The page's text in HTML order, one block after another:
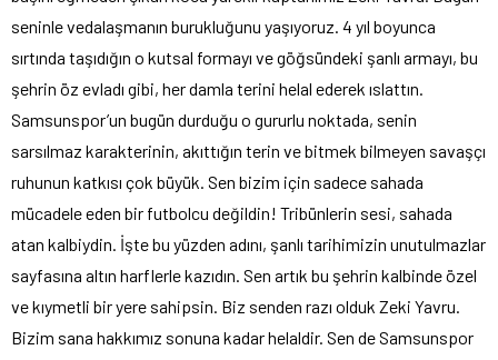
seninle vedalaşmanın burukluğunu yaşıyoruz. 4 yıl boyunca
sırtında taşıdığın o kutsal formayı ve göğsündeki şanlı armayı, bu
şehrin öz evladı gibi, her damla terini helal ederek ıslattın.
Samsunspor’un bugün durduğu o gururlu noktada, senin
sarsılmaz karakterinin, akıttığın terin ve bitmek bilmeyen savaşçı
ruhunun katkısı çok büyük. Sen bizim için sadece sahada
mücadele eden bir futbolcu değildin! Tribünlerin sesi, sahada
atan kalbiydin. İşte bu yüzden adını, şanlı tarihimizin unutulmazlar
sayfasına altın harflerle kazıdın. Sen artık bu şehrin kalbinde özel
ve kıymetli bir yere sahipsin. Biz senden razı olduk Zeki Yavru.
Bizim sana hakkımız sonuna kadar helaldir. Sen de Samsunspor